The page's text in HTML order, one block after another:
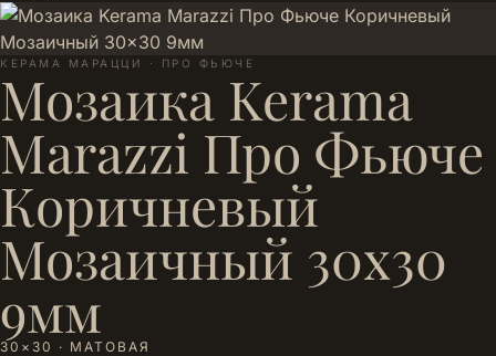
КЕРАМА МАРАЦЦИ · ПРО ФЬЮЧЕ
Мозаика Kerama
Marazzi Про Фьюче
Коричневый
Мозаичный 30x30
9мм
30×30 · МАТОВАЯ